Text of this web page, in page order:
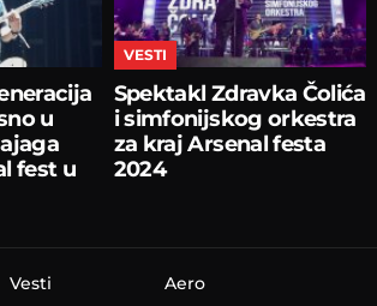
u
fest u
VESTI
Spektakl Zdravka Čolića
i simfonijskog orkestra
za kraj Arsenal festa
2024
Vesti Aero